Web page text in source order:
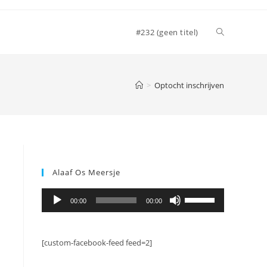
#232 (geen titel) Toggle
> Optocht inschrijven
Alaaf Os Meersje
Audiospeler
00:00 00:00
[custom-facebook-feed feed=2]